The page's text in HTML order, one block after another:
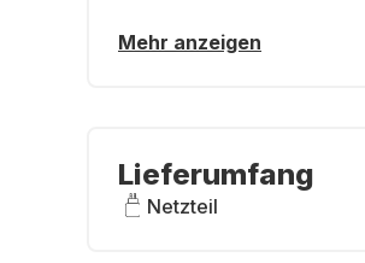
Mehr anzeigen
Lieferumfang
Netzteil